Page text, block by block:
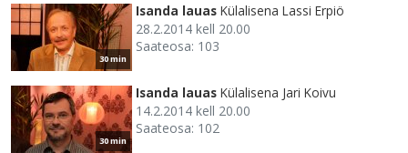
30 min
Isanda lauas Külalisena Lassi Erpiö
28.2.2014 kell 20.00
Saateosa: 103
30 min
Isanda lauas Külalisena Jari Koivu
14.2.2014 kell 20.00
Saateosa: 102